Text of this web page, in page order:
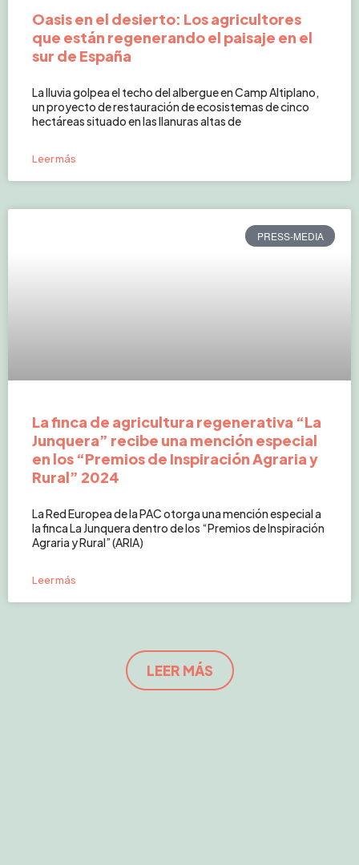
Oasis en el desierto: Los agricultores
que están regenerando el paisaje en el
sur de España
La lluvia golpea el techo del albergue en Camp Altiplano,
un proyecto de restauración de ecosistemas de cinco
hectáreas situado en las llanuras altas de
Leer más
PRESS-MEDIA
La finca de agricultura regenerativa “La
Junquera” recibe una mención especial
en los “Premios de Inspiración Agraria y
Rural” 2024
La Red Europea de la PAC otorga una mención especial a
la finca La Junquera dentro de los “Premios de Inspiración
Agraria y Rural” (ARIA)
Leer más
LEER MÁS